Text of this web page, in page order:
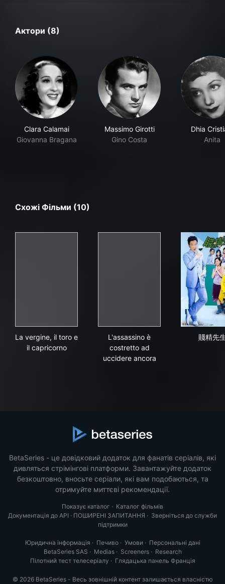
Актори (8)
Clara Calamai
Giovanna Bragana
Massimo Girotti
Gino Costa
Dhia
Anita
Схожі Фільми (10)
La vergine, il toro e
il capricorno
L'assassino è
costretto ad
uccidere ancora
賤精先
BetaSeries - це довідковий додаток для фанатів серіалів, які
дивляться стрімінгові платформи. Завантажуйте додаток
безкоштовно, вносьте серіали, які вам подобаються, та
отримуйте миттєві рекомендації.
Показує каталог · Каталог фільмів
Документація до API · ПОШИРЕНІ ЗАПИТАННЯ · Зверніться до служби
підтримки
Юридична інформація · Печиво· Умови· Персональні дані
BetaSeries SAS · Medias· Screeners· Research
Пілотний тест телесеріалу · Глядацька панель Франція
© 2026 BetaSeries - Весь зовнішній контент залишається власністю